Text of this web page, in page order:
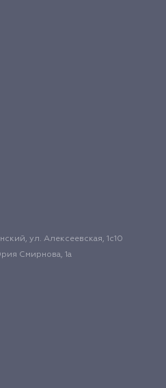
ул. Алексеевская, 1с10
Смирнова, 1а